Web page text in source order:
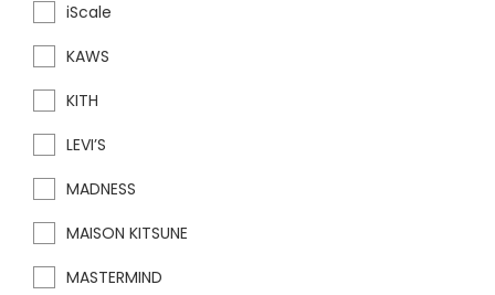
iScale
KAWS
KITH
LEVI’S
MADNESS
MAISON KITSUNE
MASTERMIND